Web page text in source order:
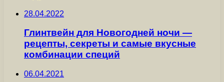
28.04.2022
Глинтвейн для Новогодней ночи —
рецепты, секреты и самые вкусные
комбинации специй
06.04.2021